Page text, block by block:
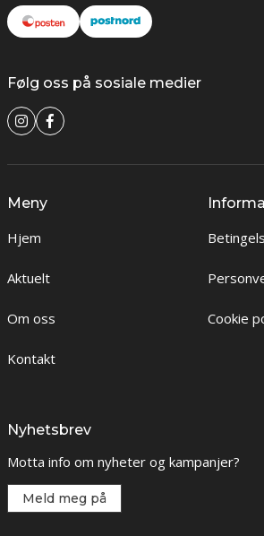
Følg oss på sosiale medier
Meny
Hjem
Aktuelt
Om oss
Kontakt
Cookie
Nyhetsbrev
Motta info om nyheter og kampanjer?
Meld meg på